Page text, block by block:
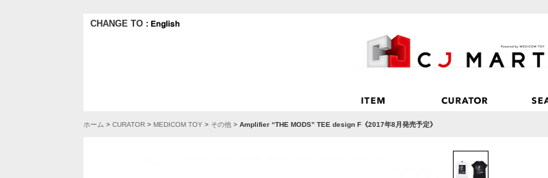
CHANGE TO :
ホーム > CURATOR > MEDICOM TOY > その他 > Amplifier “THE MODS” TEE design F《2017年8月発売予定》